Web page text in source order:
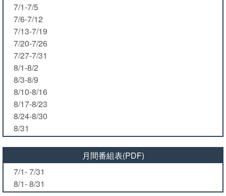
7/1-7/5
7/6-7/12
7/13-7/19
7/20-7/26
7/27-7/31
8/1-8/2
8/3-8/9
8/10-8/16
8/17-8/23
8/24-8/30
8/31
月間番組表(PDF)
7/1- 7/31
8/1- 8/31